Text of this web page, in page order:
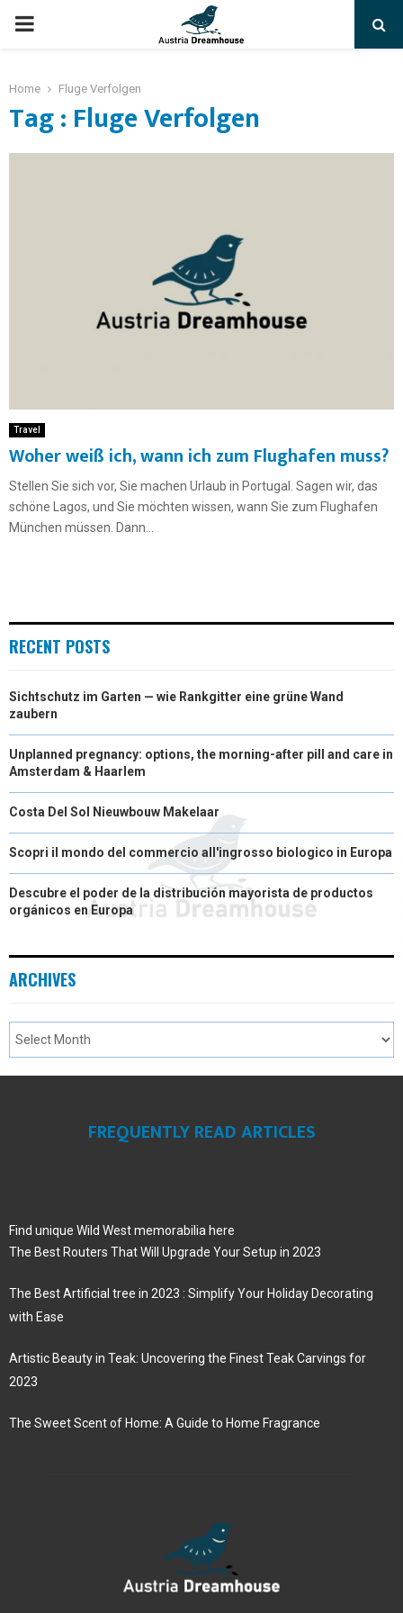
PRIMARY
Home Fluge Verfolgen
Tag : Fluge Verfolgen
Travel
Woher weiß ich, wann ich zum Flughafen muss?
Stellen Sie sich vor, Sie machen Urlaub in Portugal. Sagen wir, das
schöne Lagos, und Sie möchten wissen, wann Sie zum Flughafen
München müssen. Dann...
RECENT POSTS
Sichtschutz im Garten — wie Rankgitter eine grüne Wand
zaubern
Unplanned pregnancy: options, the morning-after pill and care in
Amsterdam & Haarlem
Costa Del Sol Nieuwbouw Makelaar
Scopri il mondo del commercio all'ingrosso biologico in Europa
Descubre el poder de la distribución mayorista de productos
orgánicos en Europa
ARCHIVES
FREQUENTLY READ ARTICLES
Find unique Wild West memorabilia here
The Best Routers That Will Upgrade Your Setup in 2023
The Best Artificial tree in 2023 : Simplify Your Holiday Decorating
with Ease
Artistic Beauty in Teak: Uncovering the Finest Teak Carvings for
2023
The Sweet Scent of Home: A Guide to Home Fragrance